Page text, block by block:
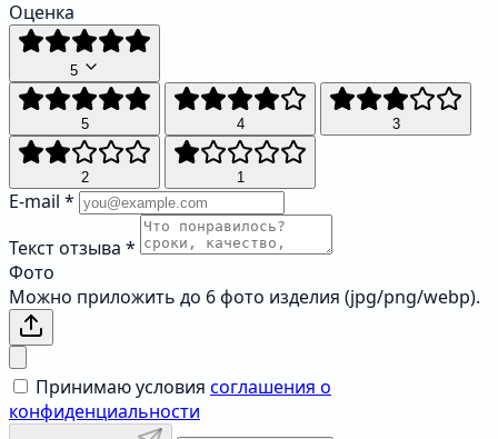
Оценка
5
5 4 3
2 1
E-mail *
Текст отзыва *
Фото
Можно приложить до 6 фото изделия (jpg/png/webp).
Принимаю условия соглашения о
конфиденциальности